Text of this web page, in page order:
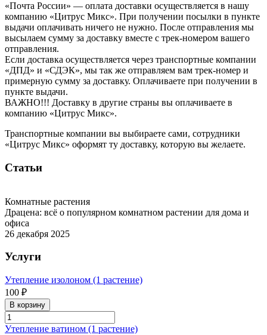
«Почта России» — оплата доставки осуществляется в нашу
компанию «Цитрус Микс». При получении посылки в пункте
выдачи оплачивать ничего не нужно. После отправления мы
высылаем сумму за доставку вместе с трек-номером вашего
отправления.
Если доставка осуществляется через транспортные компании
«ДПД» и «СДЭК», мы так же отправляем вам трек-номер и
примерную сумму за доставку. Оплачиваете при получении в
пункте выдачи.
ВАЖНО!!! Доставку в другие страны вы оплачиваете в
компанию «Цитрус Микс».
Транспортные компании вы выбираете сами, сотрудники
«Цитрус Микс» оформят ту доставку, которую вы желаете.
Статьи
Комнатные растения
Драцена: всё о популярном комнатном растении для дома и
офиса
26 декабря 2025
Услуги
Утепление изолоном (1 растение)
100 ₽
В корзину
Утепление ватином (1 растение)